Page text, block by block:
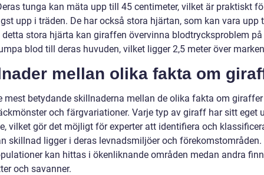
tunga kan mäta upp till 45 centimeter, vilket är praktiskt
upp i träden. De har också stora hjärtan, som kan vara upp
detta stora hjärta kan giraffen övervinna blodtrycksproblem
blod till deras huvuden, vilket ligger 2,5 meter över
mellan olika fakta om
mest betydande skillnaderna mellan de olika fakta om
och färgvariationer. Varje typ av giraff har sitt eget
vilket gör det möjligt för experter att identifiera och
skillnad ligger i deras levnadsmiljöer och förekomstområden.
kan hittas i ökenliknande områden medan andra
och savanner.